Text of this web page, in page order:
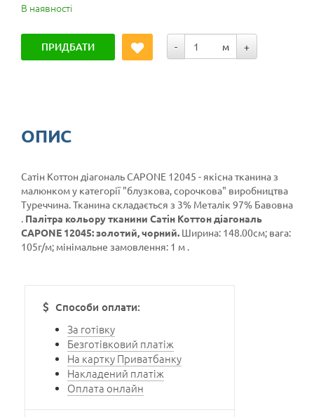
В наявності
ПРИДБАТИ - м +
ОПИС
Сатін Коттон діагональ CAPONE 12045 - якісна тканина з
малюнком у категорії "блузкова, сорочкова" виробництва
Туреччина. Тканина складається з 3% Металік 97% Бавовна
. Палітра кольору тканини Сатін Коттон діагональ
CAPONE 12045: золотий, чорний. Ширина: 148.00см; вага:
105г/м; мінімальне замовлення: 1 м .
Способи оплати:
За готівку
Безготівковий платіж
На картку Приватбанку
Накладений платіж
Оплата онлайн